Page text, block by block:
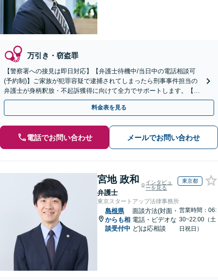
万引き・窃盗罪
【警察署への接見は即日対応】【弁護士待機中/当日中の電話相談可
(予約制)】ご家族が犯罪容疑で逮捕されてしまったら刑事事件担当の
弁護士が身柄釈放・不起訴獲得に向けて全力でサポートします。【毎
月100名以上の相談実績】【全国対応】
料金表を見る
電話でお問い合わせ メールでお問い合わせ
宮地 政和
弁護士
インタビュ
ーを見る
東京都
東京スタートアップ法律事務所
島根県
からも相
談受付中
面談方法(対面・
電話・ビデオな
ど)は応相談
営業時間：06:
30~22:00（土
日祝日）